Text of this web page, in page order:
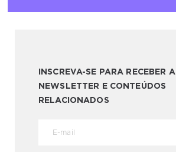
INSCREVA-SE PARA RECEBER A
NEWSLETTER E CONTEÚDOS
RELACIONADOS